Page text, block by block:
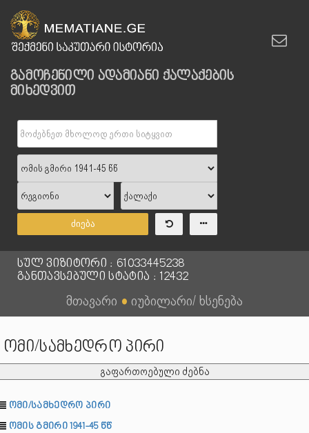
გამოჩენილი ადამიანი ქალაქების
მიხედვით
ძიება
სულ ვიზიტორი : 61033445238
განთავსებული სტატია : 12432
მთავარი ● იუბილარი/ ხსენება
ომი/სამხედრო პირი
გაფართოებული ძებნა
ომი/სამხედრო პირი
ომის გმირი 1941-45 წწ